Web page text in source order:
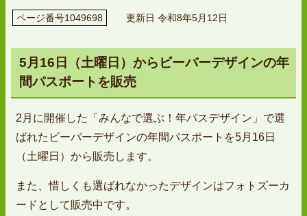
ページ番号1049698 更新日 令和8年5月12日
5月16日（土曜日）からビーバーデザインの年
間パスポートを販売
2月に開催した「みんなで選ぶ！年パスデザイン」で選
ばれたビーバーデザインの年間パスポートを5月16日
（土曜日）から販売します。
また、惜しくも選ばれなかったデザインはフォトズーカ
ードとして販売中です。